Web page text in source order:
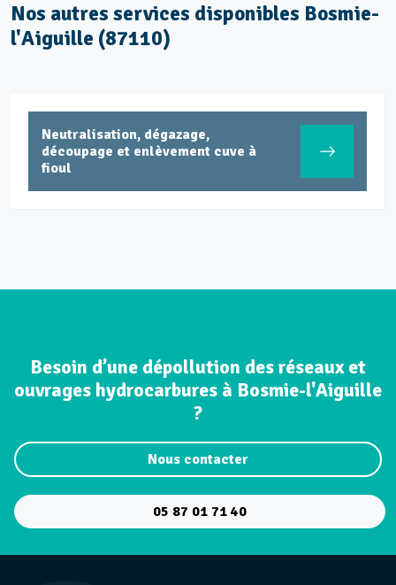
Nos autres services disponibles Bosmie-
l'Aiguille (87110)
Neutralisation, dégazage,
découpage et enlèvement cuve à
fioul
Besoin d’une dépollution des réseaux et
ouvrages hydrocarbures à Bosmie-l'Aiguille
?
Nous contacter
05 87 01 71 40